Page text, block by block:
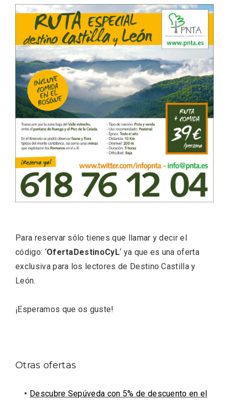
Para reservar sólo tienes que llamar y decir el
código: ‘OfertaDestinoCyL‘ ya que es una oferta
exclusiva para los lectores de Destino Castilla y
León.
¡Esperamos que os guste!
Otras ofertas
• Descubre Sepúveda con 5% de descuento en el
Velay, una imagen renovada para el
vermouth de Valladolid